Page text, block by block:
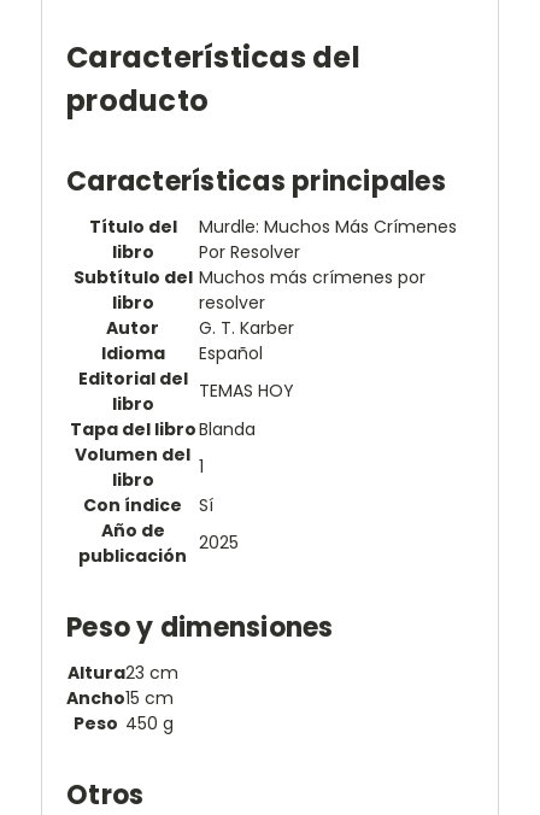
Características del
producto
Características principales
Título del
libro
Murdle: Muchos Más Crímenes
Por Resolver
Subtítulo del
libro
Muchos más crímenes por
resolver
Autor
G. T. Karber
Idioma
Español
Editorial del
libro
TEMAS HOY
Tapa del libroBlanda
Volumen del
libro
1
Con índice
Sí
Año de
publicación
2025
Peso y dimensiones
Altura23 cm
Ancho15 cm
Peso 450 g
Otros